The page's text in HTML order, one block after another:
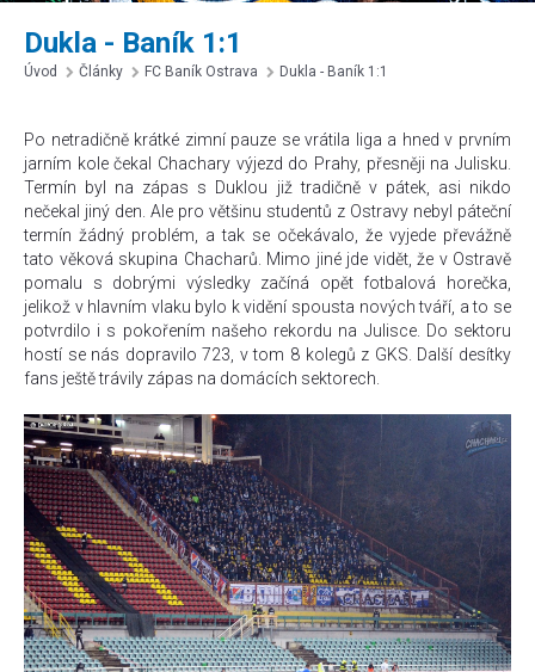
Dukla - Baník 1:1
Úvod Články FC Baník Ostrava Dukla - Baník 1:1
Po netradičně krátké zimní pauze se vrátila liga a hned v prvním
jarním kole čekal Chachary výjezd do Prahy, přesněji na Julisku.
Termín byl na zápas s Duklou již tradičně v pátek, asi nikdo
nečekal jiný den. Ale pro většinu studentů z Ostravy nebyl páteční
termín žádný problém, a tak se očekávalo, že vyjede převážně
tato věková skupina Chacharů. Mimo jiné jde vidět, že v Ostravě
pomalu s dobrými výsledky začíná opět fotbalová horečka,
jelikož v hlavním vlaku bylo k vidění spousta nových tváří, a to se
potvrdilo i s pokořením našeho rekordu na Julisce. Do sektoru
hostí se nás dopravilo 723, v tom 8 kolegů z GKS. Další desítky
fans ještě trávily zápas na domácích sektorech.